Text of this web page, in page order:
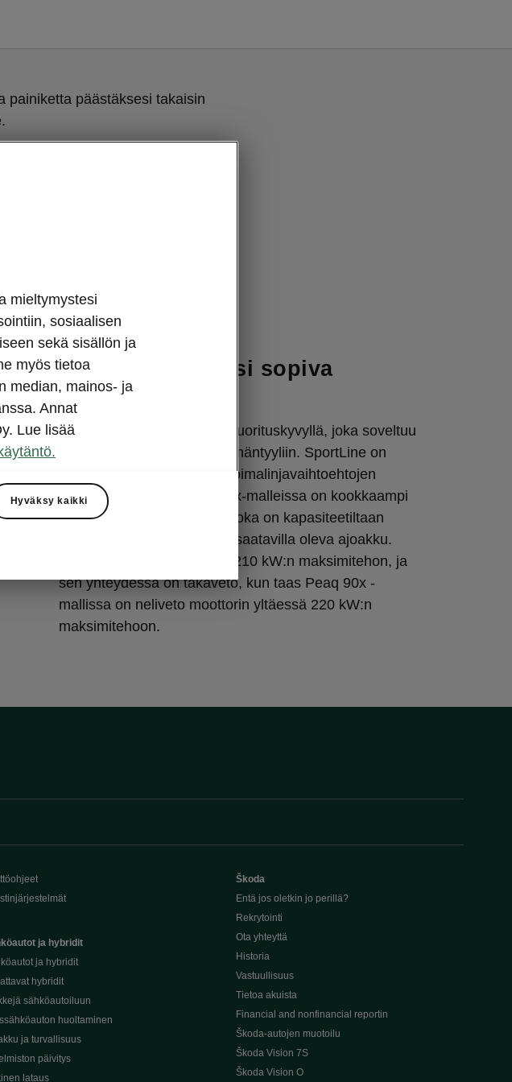
painiketta päästäksesi takaisin
Peaq SportLinen voimalinja
Omaan ajotapaasi sopiva
voimalinja
Peaq SportLine ilahduttaa suorituskyvyllä, joka soveltuu
täydellisesti sporttiseen elämäntyyliin. SportLine on
saatavilla tehokkaampien voimalinjavaihtoehtojen
yhteyteen. Näissä 90- ja 90x-malleissa on kookkaampi
91 kWh:n (brutto) ajoakku, joka on kapasiteetiltaan
suurin Škoda-sähköautoon saatavilla oleva ajoakku.
Peaq 90:n moottori tuottaa 210 kW:n maksimitehon, ja
sen yhteydessä on takaveto, kun taas Peaq 90x -
mallissa on neliveto moottorin yltäessä 220 kW:n
maksimitehoon.
ja hybridit
ja hybridit
hybridit
sähköautoiluun
huoltaminen
ja turvallisuus
päivitys
lataus
Škoda
Entä jos oletkin jo perillä?
Rekrytointi
Ota yhteyttä
Historia
Vastuullisuus
Tietoa akuista
Financial and nonfinancial reportin
Škoda-autojen muotoilu
Škoda Vision 7S
Škoda Vision O
mieltymystesi
sosiaalisen
sekä sisällön ja
myös tietoa
median, mainos- ja
Annat
Lue lisää
Hyväksy kaikki